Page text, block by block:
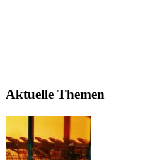
Aktuelle Themen